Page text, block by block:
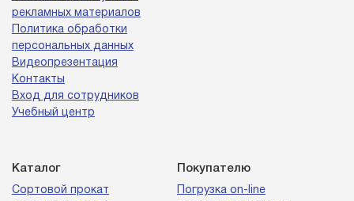
рекламных материалов
Политика обработки
персональных данных
Видеопрезентация
Контакты
Вход для сотрудников
Учебный центр
Каталог
Сортовой прокат
Покупателю
Погрузка on-line